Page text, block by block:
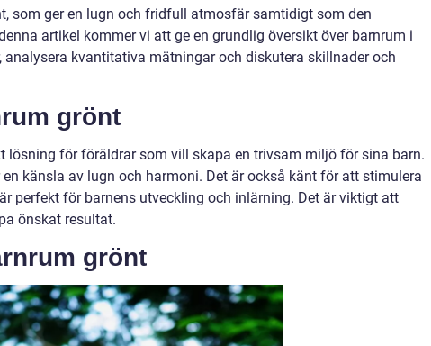
som ger en lugn och fridfull atmosfär samtidigt som den
artikel kommer vi att ge en grundlig översikt över barnrum i
kvantitativa mätningar och diskutera skillnader och
grönt
lösning för föräldrar som vill skapa en trivsam miljö för sina barn.
en känsla av lugn och harmoni. Det är också känt för att stimulera
perfekt för barnens utveckling och inlärning. Det är viktigt att
önskat resultat.
grönt